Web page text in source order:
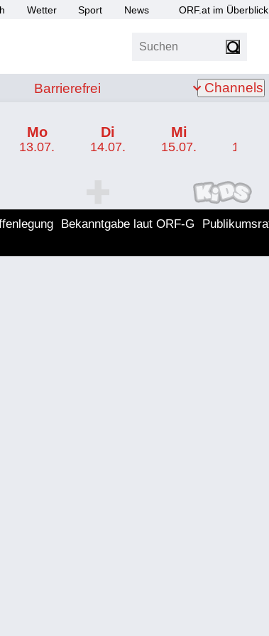
Wetter Sport News ORF.at im Überblick
Suchen
Barrierefrei
Barrierefrei Channels
Mo
13.07.
Di
14.07.
Mi
15.07. 16.07.
ORF KIDS Programm
Bekanntgabe laut ORF-G